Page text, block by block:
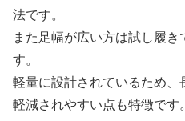
法です。
また足幅が広い方は試し履
す。
軽量に設計されているため
軽減されやすい点も特徴です。